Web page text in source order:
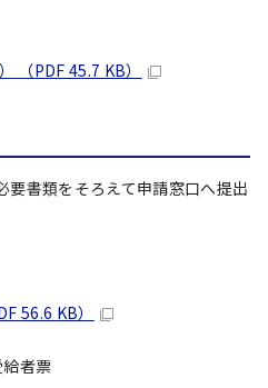
（PDF 45.7 KB）
要書類をそろえて申請窓口へ提出
56.6 KB）
給者票